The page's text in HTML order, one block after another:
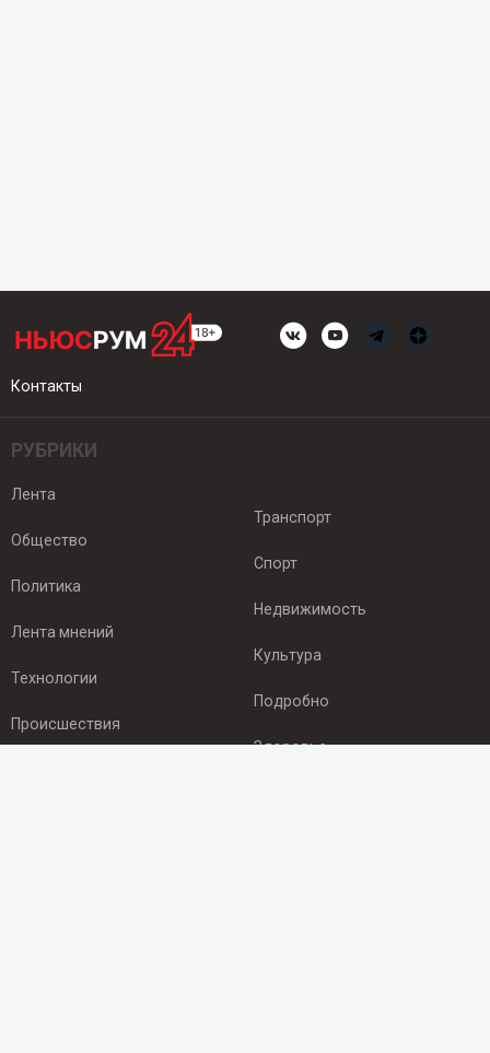
Контакты
РУБРИКИ
Лента
Общество
Политика
Лента мнений
Технологии
Происшествия
Транспорт
Спорт
Недвижимость
Культура
Подробно
Здоровье